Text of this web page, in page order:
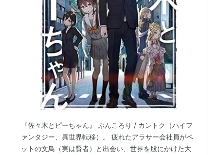
『佐々木とピーちゃん』 ぶんころり / カントク（ハイフ
ァンタジー、異世界転移）。 疲れたアラサー会社員がペ
ットの文鳥（実は賢者）と出会い、世界を股にかけた大